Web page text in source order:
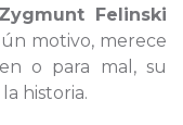
Zygmunt Felinski
motivo, merece
o para mal, su
historia.